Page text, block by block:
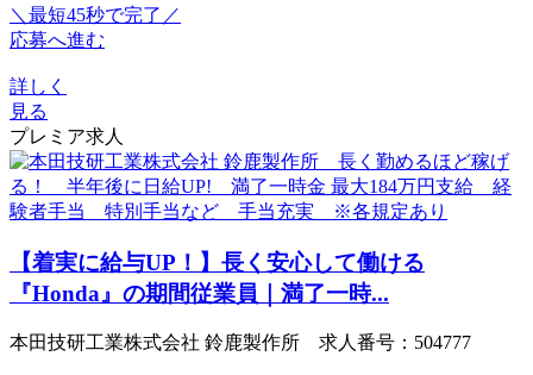
＼最短45秒で完了／
応募へ進む
詳しく
見る
プレミア求人
【着実に給与UP！】長く安心して働ける
『Honda』の期間従業員｜満了一時...
本田技研工業株式会社 鈴鹿製作所 求人番号：504777